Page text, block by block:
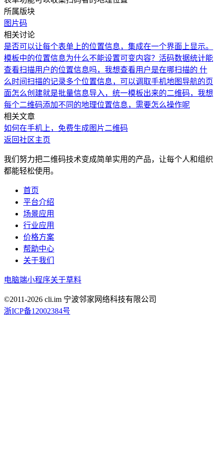
所属版块
图片码
相关讨论
是否可以让每个表单上的位置信息，集成在一个界面上显示。
模板中的位置信息为什么不能设置可变内容？ 活码数据统计能
查看扫描用户的位置信息吗，我想查看用户是在哪扫描的 什
么时间扫描的记录多个位置信息，可以调取手机地图导航的页
面怎么创建就是批量信息导入，统一模板出来的二维码，我想
每个二维码添加不同的地理位置信息，需要怎么操作呢
相关文章
如何在手机上，免费生成图片二维码
返回社区主页
我们努力把二维码技术变成简单实用的产品，让每个人和组织
都能轻松使用。
首页
平台介绍
场景应用
行业应用
价格方案
帮助中心
关于我们
电脑端小程序关于草料
©2011-2026 cli.im 宁波邻家网络科技有限公司
浙ICP备12002384号